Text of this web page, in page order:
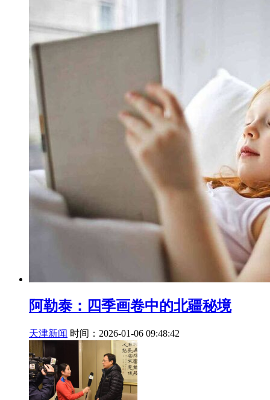
阿勒泰：四季画卷中的北疆秘境
天津新闻 时间：2026-01-06 09:48:42